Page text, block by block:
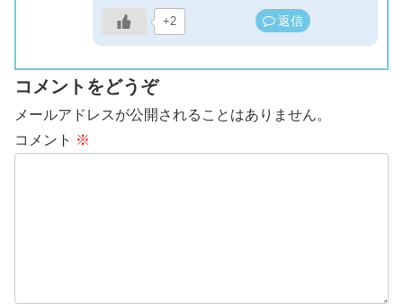
+2 返信
コメントをどうぞ
メールアドレスが公開されることはありません。
コメント ※